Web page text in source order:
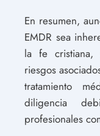
En resumen,
EMDR sea
la fe cristiana,
riesgos
tratamiento
diligencia
profesionales